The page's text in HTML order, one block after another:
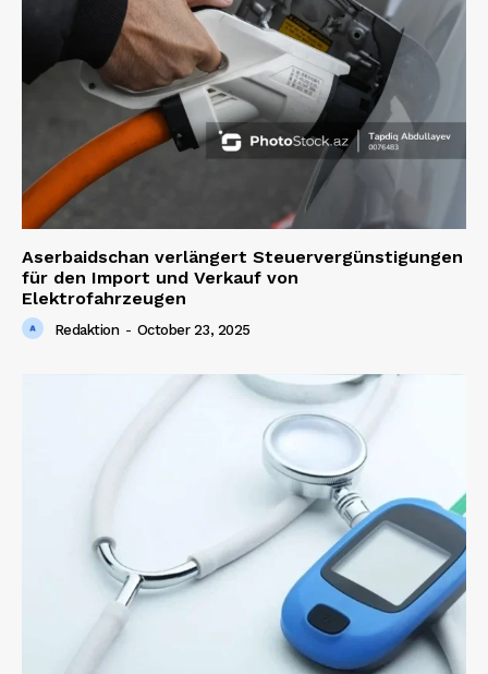
Aserbaidschan verlängert Steuervergünstigungen
für den Import und Verkauf von
Elektrofahrzeugen
Redaktion - October 23, 2025